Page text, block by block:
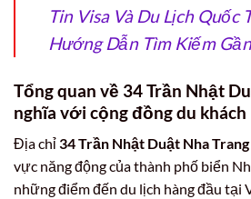
Tin Visa Và Du Lịch Quốc
Hướng Dẫn Tìm Kiếm
Tổng quan về 34 Trần Nhật
nghĩa với cộng đồng du khách
Địa chỉ34 Trần Nhật Duật Nha Trang
vực năng động của thành phố biển
những điểm đến du lịch hàng đầu tại